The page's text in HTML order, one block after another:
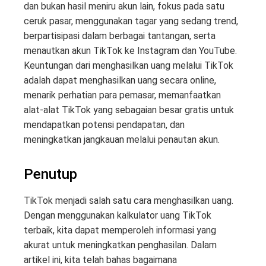
dan bukan hasil meniru akun lain, fokus pada satu
ceruk pasar, menggunakan tagar yang sedang trend,
berpartisipasi dalam berbagai tantangan, serta
menautkan akun TikTok ke Instagram dan YouTube.
Keuntungan dari menghasilkan uang melalui TikTok
adalah dapat menghasilkan uang secara online,
menarik perhatian para pemasar, memanfaatkan
alat-alat TikTok yang sebagaian besar gratis untuk
mendapatkan potensi pendapatan, dan
meningkatkan jangkauan melalui penautan akun.
Penutup
TikTok menjadi salah satu cara menghasilkan uang.
Dengan menggunakan kalkulator uang TikTok
terbaik, kita dapat memperoleh informasi yang
akurat untuk meningkatkan penghasilan. Dalam
artikel ini, kita telah bahas bagaimana